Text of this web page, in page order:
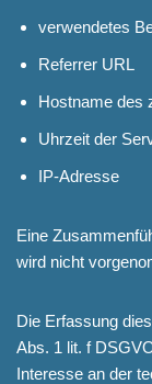
verwendetes
Referrer URL
Hostname des
Uhrzeit der
IP-Adresse
Eine
wird nicht
Die Erfassung
Abs. 1 lit. f
Interesse an der